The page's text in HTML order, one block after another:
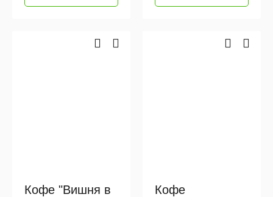
Кофе "Вишня в
Кофе